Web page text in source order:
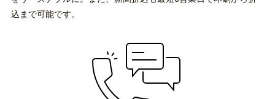
込まで可能です。